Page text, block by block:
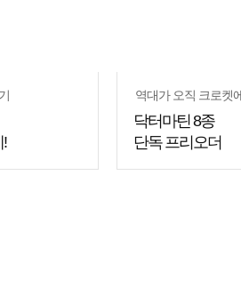
역대가 오직 크로켓
닥터마틴 8종
단독 프리오더